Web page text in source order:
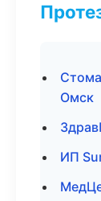
Омск
ИП